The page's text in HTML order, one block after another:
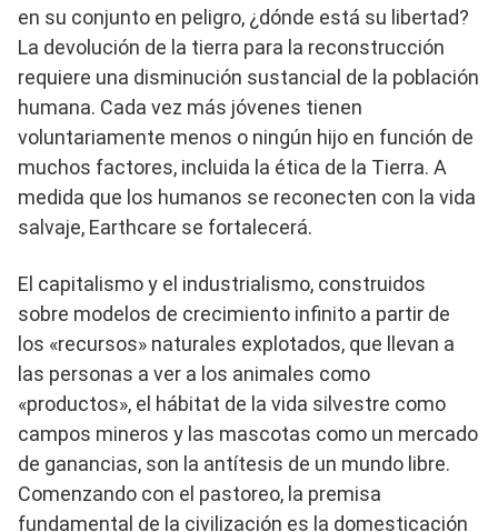
en su conjunto en peligro, ¿dónde está su libertad?
La devolución de la tierra para la reconstrucción
requiere una disminución sustancial de la población
humana. Cada vez más jóvenes tienen
voluntariamente menos o ningún hijo en función de
muchos factores, incluida la ética de la Tierra. A
medida que los humanos se reconecten con la vida
salvaje, Earthcare se fortalecerá.
El capitalismo y el industrialismo, construidos
sobre modelos de crecimiento infinito a partir de
los «recursos» naturales explotados, que llevan a
las personas a ver a los animales como
«productos», el hábitat de la vida silvestre como
campos mineros y las mascotas como un mercado
de ganancias, son la antítesis de un mundo libre.
Comenzando con el pastoreo, la premisa
fundamental de la civilización es la domesticación